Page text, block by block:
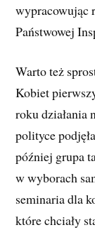
wypracowując
Państwowej
Warto też
Kobiet
roku działania
polityce
później grupa
w wyborach
seminaria dla
które chciały